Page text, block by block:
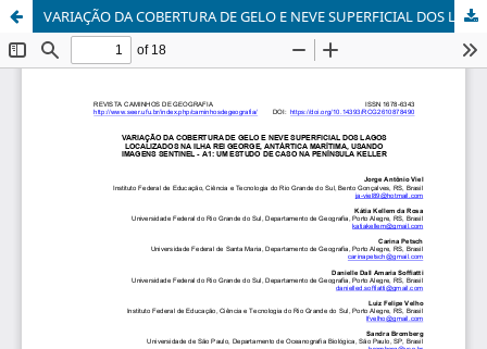
VARIAÇÃO DA COBERTURA DE GELO E NEVE SUPERFICIAL DOS LAGOS LOCALIZADOS NA ILHA REI GEORGE, ANTÁRTICA MARÍTIMA, USANDO IMAGENS SENTINEL - A1: UM ESTUDO DE CASO NA PENÍNSULA KELLER